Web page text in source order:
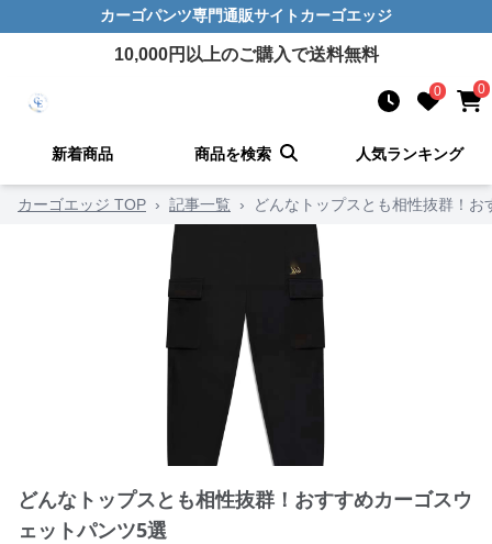
カーゴパンツ専門通販サイト カーゴエッジ
10,000円以上のご購入で送料無料
0 0
新着商品 商品を検索 人気ランキング
カーゴエッジ TOP › 記事一覧 › どんなトップスとも相性抜群！
どんなトップスとも相性抜群！おすすめカーゴスウ
ェットパンツ5選